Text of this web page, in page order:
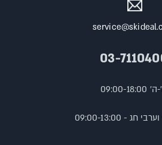
03-
18:00
חג - 09:00-13:00